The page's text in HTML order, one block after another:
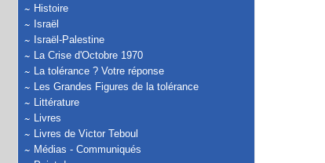
Histoire
Israël
Israël-Palestine
La Crise d'Octobre 1970
La tolérance ? Votre réponse
Les Grandes Figures de la tolérance
Littérature
Livres
Livres de Victor Teboul
Médias - Communiqués